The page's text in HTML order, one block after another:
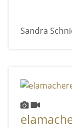
Sandra